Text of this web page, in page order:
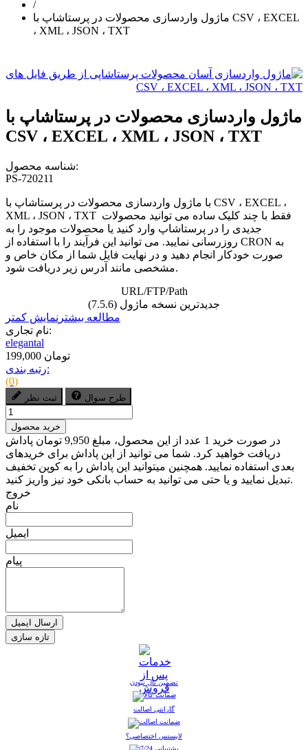
/
ماژول واردسازی محصولات در پرستاشاپ با CSV ، EXCEL
، XML ، JSON ، TXT
ماژول واردسازی محصولات در پرستاشاپ با
CSV ، EXCEL ، XML ، JSON ، TXT
شناسه محصول:
PS-720211
با ماژول واردسازی محصولات در پرستاشاپ با CSV ، EXCEL ،
XML ، JSON ، TXT فقط با چند کلیک ساده می توانید محصولات
جدیدی را در پرستاشاپ وارد کنید یا محصولات موجود را به
روزرسانی نمایید. می توانید این فرآیند را با استفاده از CRON به
صورت خودکار انجام دهید و در نهایت فایل شما از مکان خاص و
مشخصی مانند آدرس زیر دریافت شود.
URL/FTP/Path
جدیدترین نسخه ماژول (7.5.6)
مطالعه بیشتر نمایش کمتر
نام تجاری:
elegantal
199,000 تومان
رتبه بندی:
(0)
ثبت نظر طرح سوال
خرید محصول
در صورت خرید 1 عدد از این محصول، مبلغ 9,950 تومان پاداش
دریافت خواهید کرد. شما می توانید از این پاداش برای خریدهای
بعدی استفاده نمایید. همچنین میتوانید این پاداش را به کوپن تخفیف
تبدیل نمایید و یا حتی می توانید به حساب بانکی خود نیز واریز کنید.
خروج
نام
ایمیل
پیام
ارسال ایمیل
تضمین نال نبودن
گارانتی اصالت
لایسنس اختصاصی؟